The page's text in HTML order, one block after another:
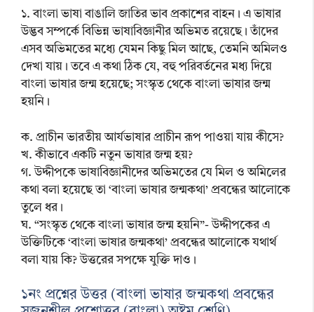
১. বাংলা ভাষা বাঙালি জাতির ভাব প্রকাশের বাহন। এ ভাষার
উদ্ভব সম্পর্কে বিভিন্ন ভাষাবিজ্ঞানীর অভিমত রয়েছে। তাঁদের
এসব অভিমতের মধ্যে যেমন কিছু মিল আছে, তেমনি অমিলও
দেখা যায়। তবে এ কথা ঠিক যে, বহু পরিবর্তনের মধ্য দিয়ে
বাংলা ভাষার জন্ম হয়েছে; সংস্কৃত থেকে বাংলা ভাষার জন্ম
হয়নি।
ক. প্রাচীন ভারতীয় আর্যভাষার প্রাচীন রূপ পাওয়া যায় কীসে?
খ. কীভাবে একটি নতুন ভাষার জন্ম হয়?
গ. উদ্দীপকে ভাষাবিজ্ঞানীদের অভিমতের যে মিল ও অমিলের
কথা বলা হয়েছে তা ‘বাংলা ভাষার জন্মকথা’ প্রবন্ধের আলোকে
তুলে ধর।
ঘ. “সংস্কৃত থেকে বাংলা ভাষার জন্ম হয়নি”- উদ্দীপকের এ
উক্তিটিকে ‘বাংলা ভাষার জন্মকথা’ প্রবন্ধের আলোকে যথার্থ
বলা যায় কি? উত্তরের সপক্ষে যুক্তি দাও।
১নং প্রশ্নের উত্তর (বাংলা ভাষার জন্মকথা প্রবন্ধের